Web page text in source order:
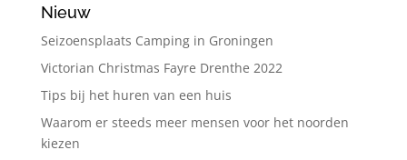
Nieuw
Seizoensplaats Camping in Groningen
Victorian Christmas Fayre Drenthe 2022
Tips bij het huren van een huis
Waarom er steeds meer mensen voor het noorden
kiezen